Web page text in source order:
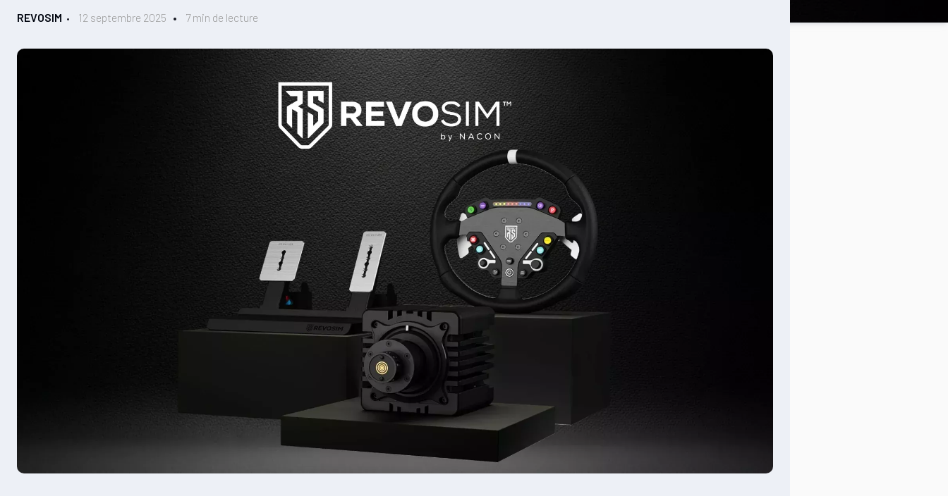
REVOSIM 12 septembre 2025 7 min de lecture